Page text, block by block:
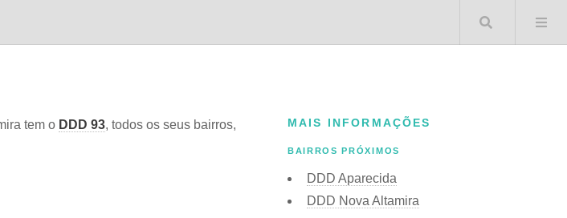
Buscar
tem o DDD 93, todos os seus bairros,
MAIS INFORMAÇÕES
BAIRROS PRÓXIMOS
DDD Aparecida
DDD Nova Altamira